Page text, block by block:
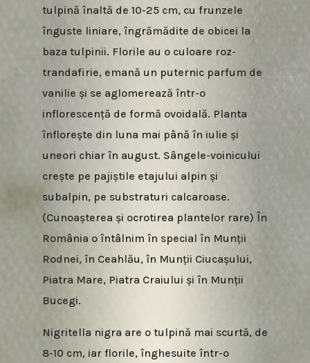
tulpină înaltă de 10-25 cm, cu frunzele
înguste liniare, îngrămădite de obicei la
baza tulpinii. Florile au o culoare roz-
trandafirie, emană un puternic parfum de
vanilie și se aglomerează într-o
inflorescență de formă ovoidală. Planta
înflorește din luna mai până în iulie și
uneori chiar în august. Sângele-voinicului
crește pe pajiștile etajului alpin și
subalpin, pe substraturi calcaroase.
(Cunoașterea și ocrotirea plantelor rare) În
România o întâlnim în special în Munții
Rodnei, în Ceahlău, în Munții Ciucașului,
Piatra Mare, Piatra Craiului și în Munții
Bucegi.
Nigritella nigra are o tulpină mai scurtă, de
8-10 cm, iar florile, înghesuite într-o